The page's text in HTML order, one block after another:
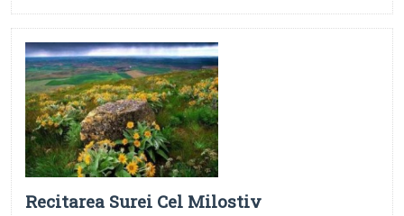
Recitarea Surei Cel Milostiv